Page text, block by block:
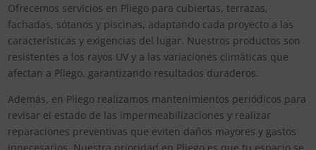
Ofrecemos servicios en Pliego para cubiertas, terrazas,
fachadas, sótanos y piscinas, adaptando cada proyecto a las
características y exigencias del lugar. Nuestros productos son
resistentes a los rayos UV y a las variaciones climáticas que
afectan a Pliego, garantizando resultados duraderos.
Además, en Pliego realizamos mantenimientos periódicos para
revisar el estado de las impermeabilizaciones y realizar
reparaciones preventivas que eviten daños mayores y gastos